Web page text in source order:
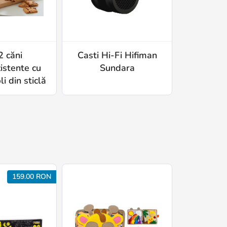
căni
cu
din sticlă
Casti Hi-Fi Hifiman
Sundara
159.00 RON